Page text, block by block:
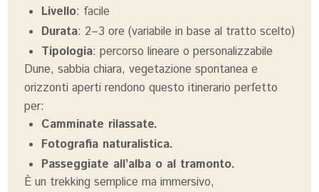
Livello: facile
Durata: 2–3 ore (variabile in base al tratto scelto)
Tipologia: percorso lineare o personalizzabile
Dune, sabbia chiara, vegetazione spontanea e
orizzonti aperti rendono questo itinerario perfetto
per:
Camminate rilassate.
Fotografia naturalistica.
Passeggiate all’alba o al tramonto.
È un trekking semplice ma immersivo,